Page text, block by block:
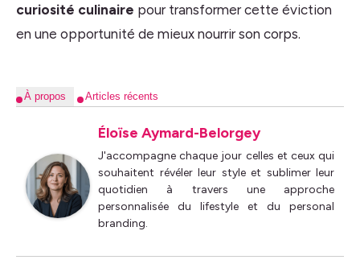
curiosité culinaire pour transformer cette éviction
en une opportunité de mieux nourrir son corps.
À propos Articles récents
Éloïse Aymard-Belorgey
J'accompagne chaque jour celles et ceux qui
souhaitent révéler leur style et sublimer leur
quotidien à travers une approche
personnalisée du lifestyle et du personal
branding.